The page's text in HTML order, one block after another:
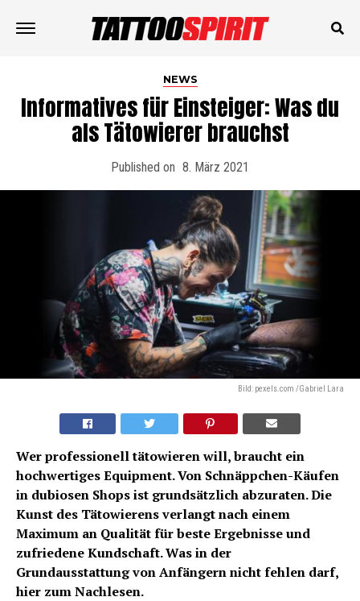
NEWS
Informatives für Einsteiger: Was du
als Tätowierer brauchst
Published on 8. März 2021
Bild: pexels.com /Gabriel Lara
Wer professionell tätowieren will, braucht ein
hochwertiges Equipment. Von Schnäppchen-Käufen
in dubiosen Shops ist grundsätzlich abzuraten. Die
Kunst des Tätowierens verlangt nach einem
Maximum an Qualität für beste Ergebnisse und
zufriedene Kundschaft. Was in der
Grundausstattung von Anfängern nicht fehlen darf,
hier zum Nachlesen.